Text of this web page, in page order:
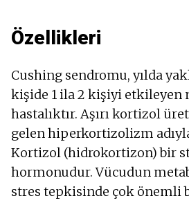
Strie
İdrarda şeker
Kambur
Hiperpigmentasyon
Kilo almak
Kas sertliği
Fazla kilolu
Uzuvlarda şişme
Ada
Petechie
Özellikleri
Cushing sendromu, yılda
kişide 1 ila 2 kişiyi etkileyen
hastalıktır. Aşırı kortizol
gelen hiperkortizolizm
Kortizol (hidrokortizon) bir
hormonudur. Vücudun
stres tepkisinde çok önemli